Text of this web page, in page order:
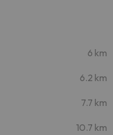
6 km
6.2 km
7.7 km
10.7 km